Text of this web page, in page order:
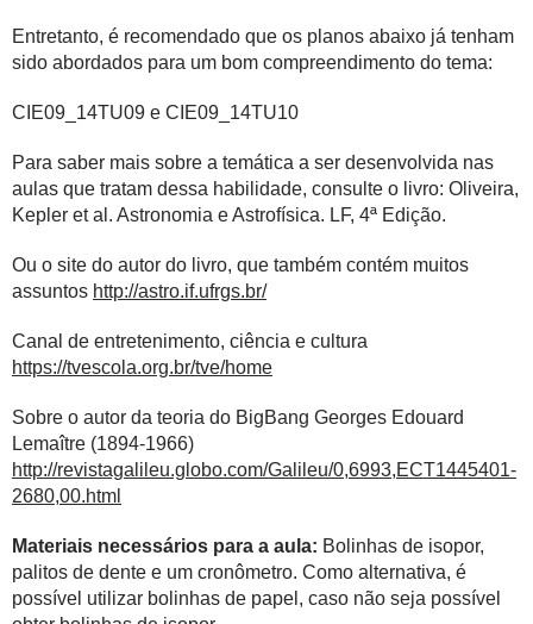
Entretanto, é recomendado que os planos abaixo já tenham
sido abordados para um bom compreendimento do tema:
CIE09_14TU09 e CIE09_14TU10
Para saber mais sobre a temática a ser desenvolvida nas
aulas que tratam dessa habilidade, consulte o livro: Oliveira,
Kepler et al. Astronomia e Astrofísica. LF, 4ª Edição.
Ou o site do autor do livro, que também contém muitos
assuntos http://astro.if.ufrgs.br/
Canal de entretenimento, ciência e cultura
https://tvescola.org.br/tve/home
Sobre o autor da teoria do BigBang Georges Edouard
Lemaître (1894-1966)
http://revistagalileu.globo.com/Galileu/0,6993,ECT1445401-
2680,00.html
Materiais necessários para a aula: Bolinhas de isopor,
palitos de dente e um cronômetro. Como alternativa, é
possível utilizar bolinhas de papel, caso não seja possível